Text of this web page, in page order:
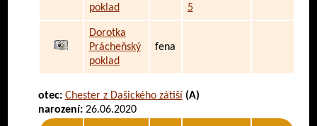
poklad
5
Dorotka
Prácheňský
poklad
fena
otec: Chester z Dašického zátiší (A)
narození: 26.06.2020